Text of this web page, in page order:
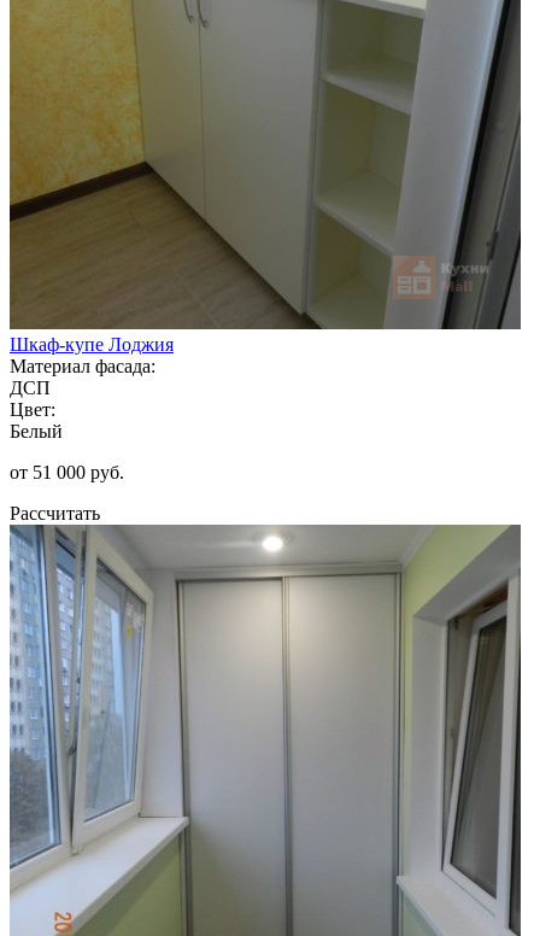
Шкаф-купе Лоджия
Материал фасада:
ДСП
Цвет:
Белый
от 51 000 руб.
Рассчитать